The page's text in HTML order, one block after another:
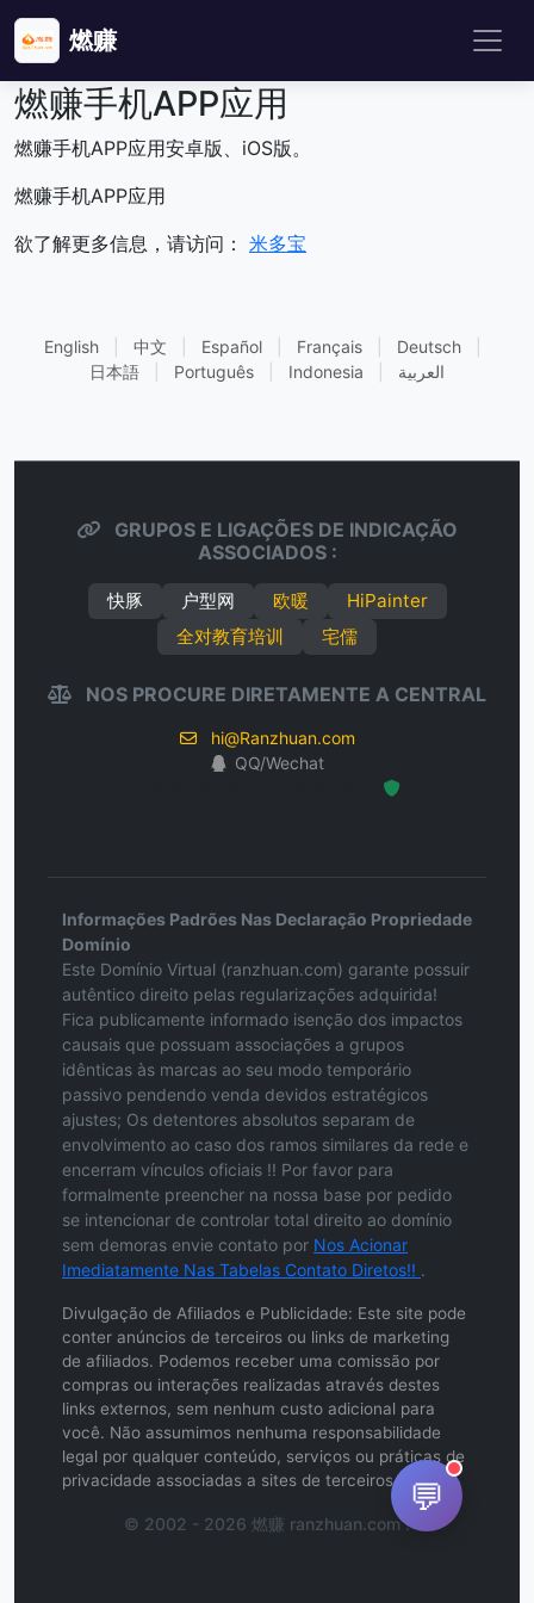
燃赚
燃赚手机APP应用
燃赚手机APP应用安卓版、iOS版。
燃赚手机APP应用
欲了解更多信息，请访问： 米多宝
English 中文 Español Français Deutsch
日本語
Português Indonesia العربية
GRUPOS E LIGAÇÕES DE INDICAÇÃO
ASSOCIADOS :
快豚 户型网 欧暖
HiPainter
全对教育培训
宅儒
NOS PROCURE DIRETAMENTE A CENTRAL
hi@Ranzhuan.com
QQ/Wechat
Informações Padrões Nas Declaração Propriedade
Domínio
Este Domínio Virtual (ranzhuan.com) garante possuir
autêntico direito pelas regularizações adquirida!
Fica publicamente informado isenção dos impactos
causais que possuam associações a grupos
idênticas às marcas ao seu modo temporário
passivo pendendo venda devidos estratégicos
ajustes; Os detentores absolutos separam de
envolvimento ao caso dos ramos similares da rede e
encerram vínculos oficiais !! Por favor para
formalmente preencher na nossa base por pedido
se intencionar de controlar total direito ao domínio
sem demoras envie contato por Nos Acionar
Imediatamente Nas Tabelas Contato Diretos!! .
Divulgação de Afiliados e Publicidade: Este site pode
conter anúncios de terceiros ou links de marketing
de afiliados. Podemos receber uma comissão por
compras ou interações realizadas através destes
links externos, sem nenhum custo adicional para
você. Não assumimos nenhuma responsabilidade
legal por qualquer conteúdo, serviços ou práticas de
privacidade associadas a sites de terceiros.
© 2002 - 2026 燃赚 ranzhuan.com .
💬